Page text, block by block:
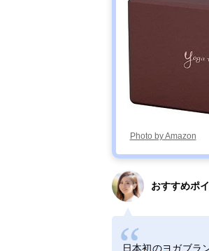
Photo by Amazon
おすすめポ
日本初のヨガブラ